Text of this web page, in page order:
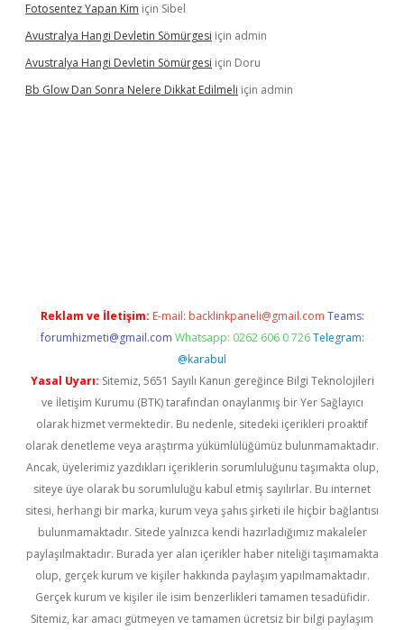
Fotosentez Yapan Kim için Sibel
Avustralya Hangi Devletin Sömürgesi için admin
Avustralya Hangi Devletin Sömürgesi için Doru
Bb Glow Dan Sonra Nelere Dikkat Edilmeli için admin
Reklam ve İletişim: E-mail: backlinkpaneli@gmail.com Teams:
forumhizmeti@gmail.com Whatsapp: 0262 606 0 726 Telegram:
@karabul
Yasal Uyarı: Sitemiz, 5651 Sayılı Kanun gereğince Bilgi Teknolojileri
ve İletişim Kurumu (BTK) tarafından onaylanmış bir Yer Sağlayıcı
olarak hizmet vermektedir. Bu nedenle, sitedeki içerikleri proaktif
olarak denetleme veya araştırma yükümlülüğümüz bulunmamaktadır.
Ancak, üyelerimiz yazdıkları içeriklerin sorumluluğunu taşımakta olup,
siteye üye olarak bu sorumluluğu kabul etmiş sayılırlar. Bu internet
sitesi, herhangi bir marka, kurum veya şahıs şirketi ile hiçbir bağlantısı
bulunmamaktadır. Sitede yalnızca kendi hazırladığımız makaleler
paylaşılmaktadır. Burada yer alan içerikler haber niteliği taşımamakta
olup, gerçek kurum ve kişiler hakkında paylaşım yapılmamaktadır.
Gerçek kurum ve kişiler ile isim benzerlikleri tamamen tesadüfidir.
Sitemiz, kar amacı gütmeyen ve tamamen ücretsiz bir bilgi paylaşım